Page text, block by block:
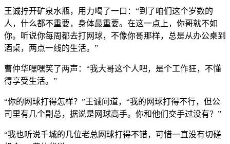
王诚拧开矿泉水瓶，用力喝了一口：“到了咱们这个岁数的
人，什么都不重要，身体最重要。在这一点上，你哥就不如
你。听说你每周都去打网球，不像你哥那样，总是从办公桌到
酒桌，两点一线的生活。”
曹仲华嘿嘿笑了两声：“我大哥这个人吧，是个工作狂，不懂
得享受生活。”
“你的网球打得怎样？”王诚问道，“我的网球打得不行，但公
司里有几个副总，据说是网球高手。你和他们交手过没有？”
“我也听说千城的几位老总网球打得不错，可惜一直没有切磋